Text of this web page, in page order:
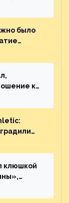
Кадри
было
к
клюшкой